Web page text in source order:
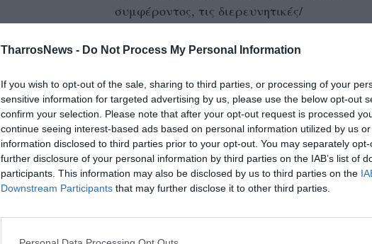
TharrosNews - Do Not Process My Personal Information
If you wish to opt-out of the sale, sharing to third parties, or processing of your
sensitive information for targeted advertising by us, please use the below opt-out
confirm your selection. Please note that after your opt-out request is processed
continue seeing interest-based ads based on personal information utilized by us
information disclosed to third parties prior to your opt-out. You may separately
further disclosure of your personal information by third parties on the IAB’s list of
participants. This information may also be disclosed by us to third parties on the
Downstream Participants that may further disclose it to other third parties.
συμφέροντος, τις διερευνητικές/
Εν αναμονή της 7ης Δεκεμβρίου
05/12/2023 09:29
Αντίστροφα μετρά ο χρόνος για τη
συνάντηση ανάμεσα στον Έλληνα
πρωθυπουργό Κυριάκο Μητσοτάκη και τον
πρόεδρο της Τουρκίας...